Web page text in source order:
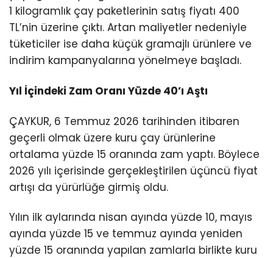
1 kilogramlık çay paketlerinin satış fiyatı 400
TL’nin üzerine çıktı. Artan maliyetler nedeniyle
tüketiciler ise daha küçük gramajlı ürünlere ve
indirim kampanyalarına yönelmeye başladı.
Yıl İçindeki Zam Oranı Yüzde 40’ı Aştı
ÇAYKUR, 6 Temmuz 2026 tarihinden itibaren
geçerli olmak üzere kuru çay ürünlerine
ortalama yüzde 15 oranında zam yaptı. Böylece
2026 yılı içerisinde gerçekleştirilen üçüncü fiyat
artışı da yürürlüğe girmiş oldu.
Yılın ilk aylarında nisan ayında yüzde 10, mayıs
ayında yüzde 15 ve temmuz ayında yeniden
yüzde 15 oranında yapılan zamlarla birlikte kuru